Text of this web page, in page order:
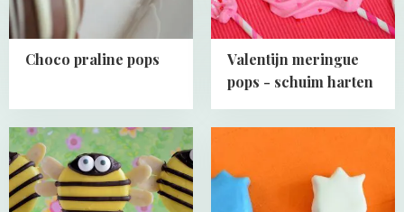
Choco praline pops
Valentijn meringue
pops - schuim harten
Read
more
about
Bijen
about
Koningsdag